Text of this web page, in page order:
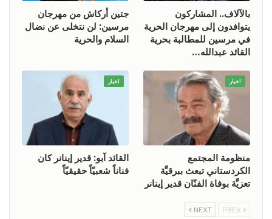
بالآلاف.. المشاركون
يتوافدون إلى مهرجان الحرية
في مرسين للمطالبة بحرية
القائد عبدالله…
جتين أركاش من مهرجان
مرسين: لن نتخلى عن نضال
السلام والحرية
اخبار
منظومة المجتمع
الكردستاني تبعث ببرقيَّة
تعزيَّة بوفاة الفنّان قدير إينانر
اخبار
القائد آبو: قدير إينانر كان
فناناً شعبيّاً حقيقيّاً
NEXT